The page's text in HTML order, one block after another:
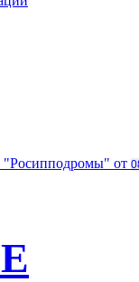
"Росипподромы" от